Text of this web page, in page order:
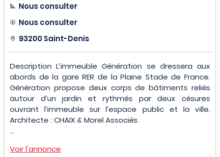
Nous consulter
Nous consulter
93200 Saint-Denis
Description L’immeuble Génération se dressera aux
abords de la gare RER de la Plaine Stade de France.
Génération propose deux corps de bâtiments reliés
autour d’un jardin et rythmés par deux césures
ouvrant l’immeuble sur l’espace public et la ville.
Architecte : CHAIX & Morel Associés.
...
Voir l'annonce